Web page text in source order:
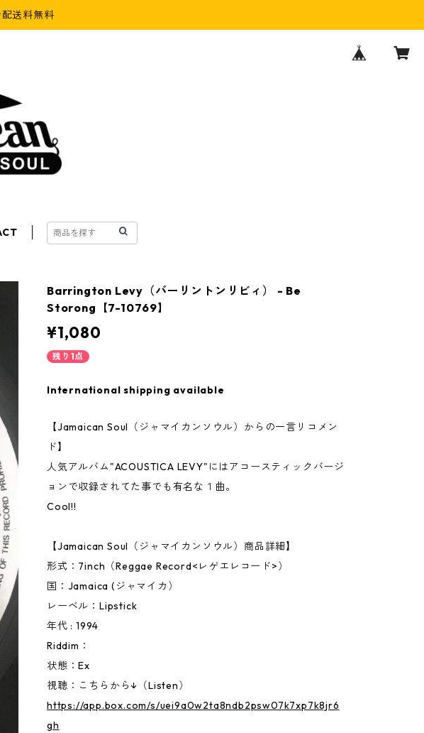
送料無料
Barrington Levy（バーリントンリビィ） - Be
Storong【7-10769】
¥1,080
残り1点
International shipping available
【Jamaican Soul（ジャマイカンソウル）からの一言リコメン
ド】
人気アルバム"ACOUSTICA LEVY"にはアコースティックバージ
ョンで収録されてた事でも有名な１曲。
Cool!!
【Jamaican Soul（ジャマイカンソウル）商品詳細】
形式：7inch（Reggae Record<レゲエレコード>）
国：Jamaica (ジャマイカ）
レーベル：Lipstick
年代 : 1994
Riddim：
状態：Ex
視聴：こちらから↓（Listen）
https://app.box.com/s/uei9a0w2ta8ndb2psw07k7xp7k8jr6
gh